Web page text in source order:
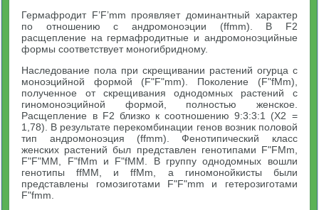
Гермафродит F’F’mm проявляет доминантный характер
по отношению с андромоноэции (ffmm). В F2
расщепление на гермафродитные и андромоноэцийные
формы соответствует моногибридному.
Наследование пола при скрещивании растений огурца с
моноэцийной формой (F"F"mm). Поколение (F"fMm),
полученное от скрещивания однодомных растений с
гиномоноэцийной формой, полностью женское.
Расщепление в F2 близко к соотношению 9:3:3:1 (Х2 =
1,78). В результате перекомбинации генов возник половой
тип андромоноэция (ffmm). Фенотипический класс
женских растений был представлен генотипами F"FMm,
F"F"MM, F"fMm и F"fMM. В группу однодомных вошли
генотипы ffMM, и ffMm, а гиномонойкисты были
представлены гомозиготами F"F"mm и гетерозиготами
F"fmm.